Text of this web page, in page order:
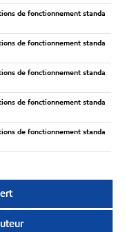
de fonctionnement standa
de fonctionnement standa
de fonctionnement standa
de fonctionnement standa
de fonctionnement standa